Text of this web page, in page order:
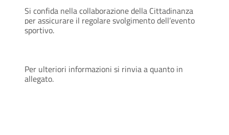
Si confida nella collaborazione della Cittadinanza
per assicurare il regolare svolgimento dell’evento
sportivo.
Per ulteriori informazioni si rinvia a quanto in
allegato.